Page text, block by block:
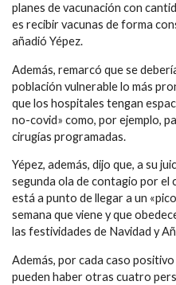
planes de vacunación con
es recibir vacunas de forma
añadió Yépez.
Además, remarcó que se
población vulnerable lo más
que los hospitales tengan
no-covid» como, por ejemplo,
cirugías programadas.
Yépez, además, dijo que, a su
segunda ola de contagio por el
está a punto de llegar a un
semana que viene y que
las festividades de Navidad y
Además, por cada caso
pueden haber otras cuatro